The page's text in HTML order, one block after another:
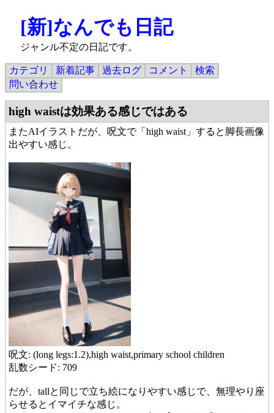
[新]なんでも日記
ジャンル不定の日記です。
カテゴリ 新着記事 過去ログ コメント
検索
問い合わせ
high waistは効果ある感じではある
またAIイラストだが、呪文で「high waist」すると脚長画像
出やすい感じ。
呪文: (long legs:1.2),high waist,primary school children
乱数シード: 709
だが、tallと同じで立ち絵になりやすい感じで、無理やり座
らせるとイマイチな感じ。